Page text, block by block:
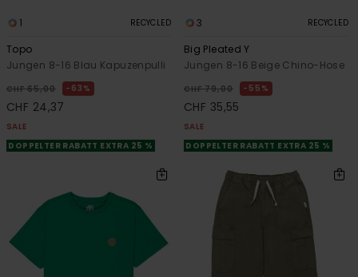
1 RECYCLED
Topo
Jungen 8-16 Blau Kapuzenpulli
CHF 65,00 63%
CHF 24,37
SALE
DOPPELTER RABATT EXTRA 25 %
3 RECYCLED
Big Pleated Y
Jungen 8-16 Beige Chino-Hose
CHF 79,00 55%
CHF 35,55
SALE
DOPPELTER RABATT EXTRA 25 %